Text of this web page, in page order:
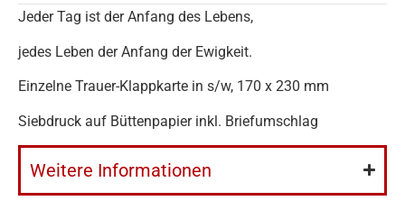
Jeder Tag ist der Anfang des Lebens,
jedes Leben der Anfang der Ewigkeit.
Einzelne Trauer-Klappkarte in s/w, 170 x 230 mm
Siebdruck auf Büttenpapier inkl. Briefumschlag
Weitere Informationen